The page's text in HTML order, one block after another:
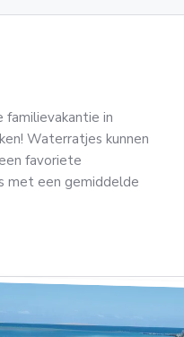
in
Waterratjes kunnen
favoriete
met een gemiddelde